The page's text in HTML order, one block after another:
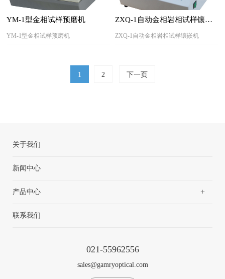
YM-1型金相试样预磨机
YM-1型金相试样预磨机
ZXQ-1自动金相岩相试样镶嵌机
ZXQ-1自动金相岩相试样镶嵌机
1 2 下一页
关于我们
新闻中心
产品中心 +
联系我们
021-55962556
sales@gamryoptical.com